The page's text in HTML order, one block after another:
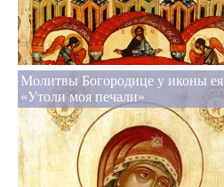
Молитвы Богородице у иконы ея
«Утоли моя печали»